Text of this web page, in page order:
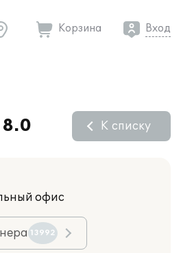
Корзина Вход
8.0 К списку
офис
13992